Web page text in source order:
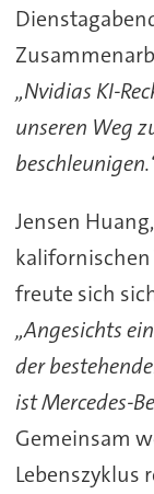
„Nvidias KI-
unseren Weg
Jensen
freute sich
„Angesichts
der
ist Mercedes-
Gemeinsam
Lebenszyklus